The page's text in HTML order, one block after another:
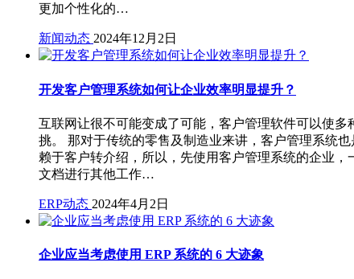
更加个性化的…
新闻动态 2024年12月2日
开发客户管理系统如何让企业效率明显提升？
互联网让很不可能变成了可能，客户管理软件可以使
挑。 那对于传统的零售及制造业来讲，客户管理系统
赖于客户转介绍，所以，先使用客户管理系统的企业
文档进行其他工作…
ERP动态 2024年4月2日
企业应当考虑使用 ERP 系统的 6 大迹象